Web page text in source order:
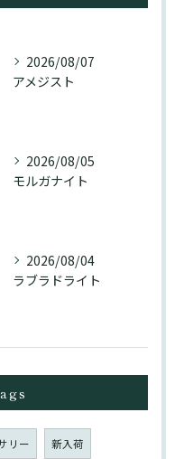
2026/08/07
アメジスト
2026/08/05
モルガナイト
2026/08/04
ラブラドライト
リー 新入荷